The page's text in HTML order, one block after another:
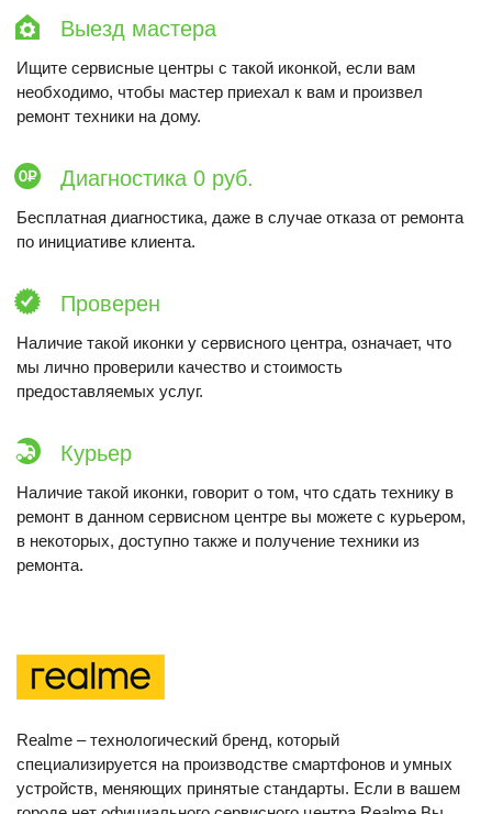
Выезд мастера
Ищите сервисные центры с такой иконкой, если вам
необходимо, чтобы мастер приехал к вам и произвел
ремонт техники на дому.
Диагностика 0 руб.
Бесплатная диагностика, даже в случае отказа от ремонта
по инициативе клиента.
Проверен
Наличие такой иконки у сервисного центра, означает, что
мы лично проверили качество и стоимость
предоставляемых услуг.
Курьер
Наличие такой иконки, говорит о том, что сдать технику в
ремонт в данном сервисном центре вы можете с курьером,
в некоторых, доступно также и получение техники из
ремонта.
Realme – технологический бренд, который
специализируется на производстве смартфонов и умных
устройств, меняющих принятые стандарты. Если в вашем